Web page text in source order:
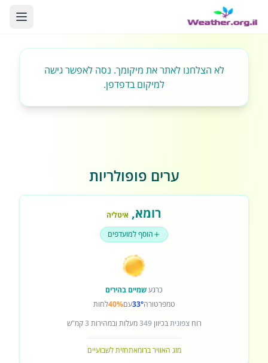
לא הצלחנו לאתר את מיקומך. נסה לאפשר גישה
למיקום בדפדפן.
ערים פופולריות
רומא, איטליה
הוסף למועדפים
כרגעשמיים בהירים
טמפרטורה33°עם40%לחות
רוחצפוניתבכיוון349מעלות ובמהירות 3קמ"ש
מזג האוויר ברומאתחזית לשבועיים